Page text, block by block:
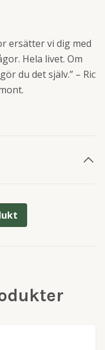
ersätter vi dig med
Hela livet. Om
du det själv.” – Ric